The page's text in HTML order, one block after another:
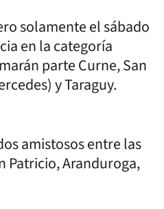
solamente el sábado
en la categoría
parte Curne, San
y Taraguy.
amistosos entre las
Patricio, Aranduroga,